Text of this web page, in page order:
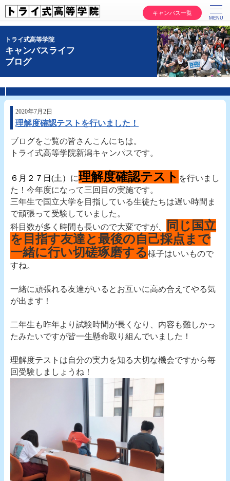
キャンパス一覧
トライ式高等学院
キャンパスライフ
ブログ
2020年7月2日
理解度確認テストを行いました！
ブログをご覧の皆さんこんにちは。
トライ式高等学院新潟キャンパスです。
６月２７日(土） に理解度確認テスト を行いまし
た！今年度になって三回目の実施です。
三年生で国立大学を目指している生徒たちは遅い時間ま
で頑張って受験していました。
科目数が多く時間も長いので大変ですが
同じ国立
を目指す友達と最後の自己採点まで
一緒に行い切磋琢磨する様子はいいもので
すね。
一緒に頑張れる友達がいるとお互いに高め合えてやる気
が出ます！
二年生も昨年より試験時間が長くなり、内容も難しかっ
たみたいですが皆一生懸命取り組んでいました！
理解度テストは自分の実力を知る大切な機会ですから毎
回受験しましょうね！